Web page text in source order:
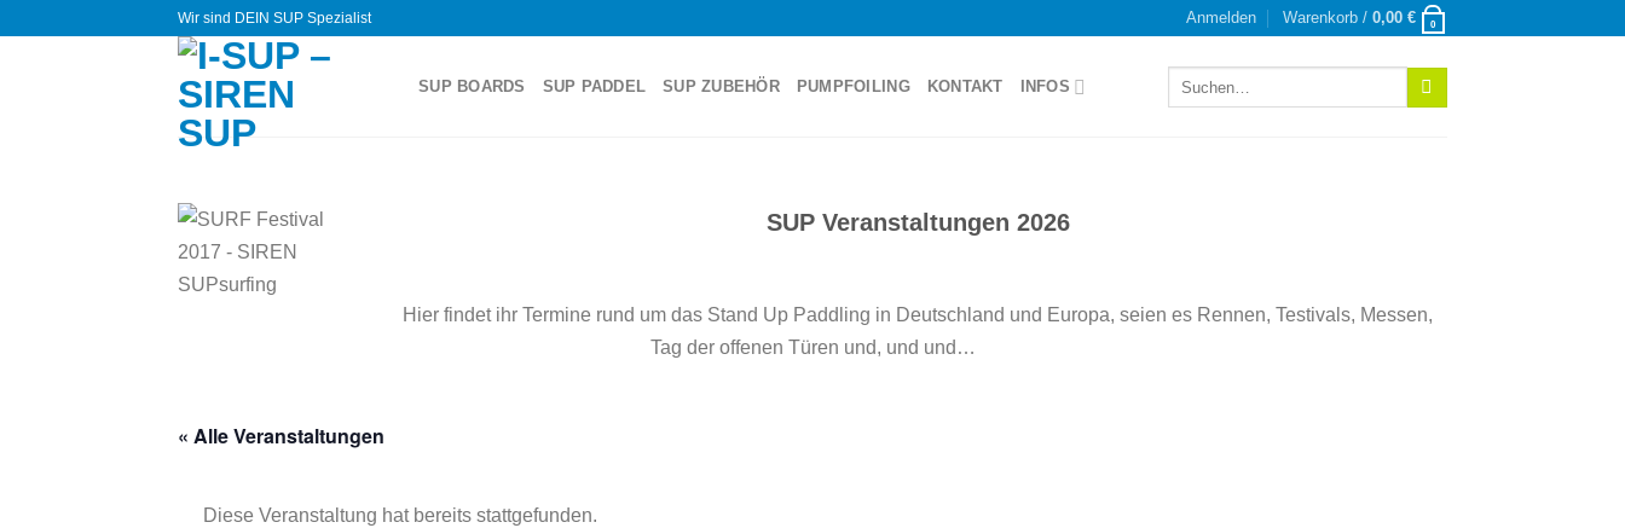
Wir sind DEIN SUP Spezialist Anmelden Warenkorb / 0,00 € 0
SUP BOARDS SUP PADDEL SUP ZUBEHÖR PUMPFOILING KONTAKT INFOS
SUP Veranstaltungen 2026
Hier findet ihr Termine rund um das Stand Up Paddling in Deutschland und Europa, seien es Rennen, Testivals, Messen,
Tag der offenen Türen und, und und…
« Alle Veranstaltungen
Diese Veranstaltung hat bereits stattgefunden.